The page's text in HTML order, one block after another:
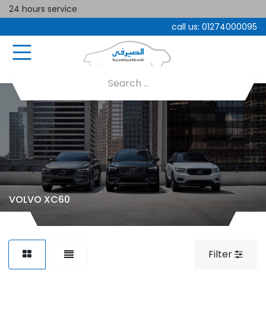
24 hours service
call us: 01274000095
VOLVO XC60
Filter